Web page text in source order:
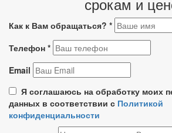
Как к Вам обращаться? *
Телефон *
Email
Я соглашаюсь на обработку моих
данных в соответствии с Политикой
конфиденциальности